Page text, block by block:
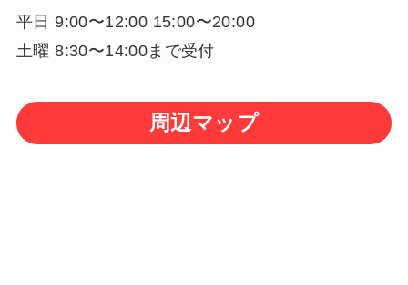
平日 9:00〜12:00 15:00〜20:00
土曜 8:30〜14:00まで受付
周辺マップ